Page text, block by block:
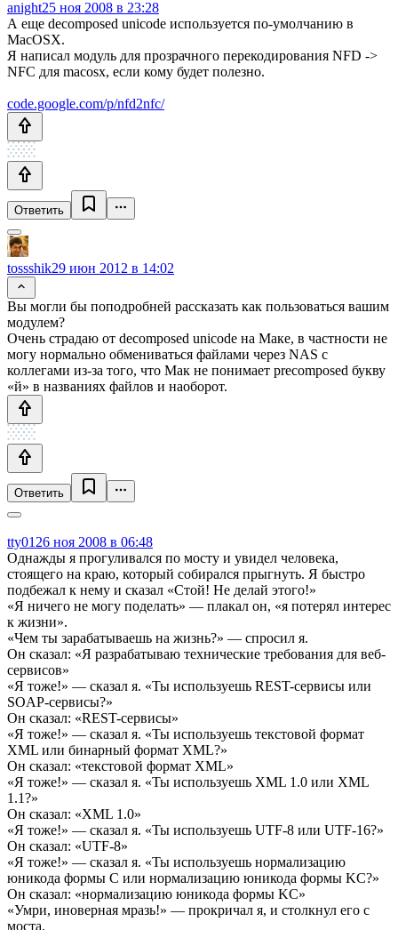
anight25 ноя 2008 в 23:28
А еще decomposed unicode используется по-умолчанию в
MacOSX.
Я написал модуль для прозрачного перекодирования NFD ->
NFC для macosx, если кому будет полезно.
code.google.com/p/nfd2nfc/
Ответить
tossshik29 июн 2012 в 14:02
Вы могли бы поподробней рассказать как пользоваться вашим
модулем?
Очень страдаю от decomposed unicode на Маке, в частности не
могу нормально обмениваться файлами через NAS с
коллегами из-за того, что Мак не понимает precomposed букву
«й» в названиях файлов и наоборот.
Ответить
tty01 26 ноя 2008 в 06:48
Однажды я прогуливался по мосту и увидел человека,
стоящего на краю, который собирался прыгнуть. Я быстро
подбежал к нему и сказал «Стой! Не делай этого!»
«Я ничего не могу поделать» — плакал он, «я потерял интерес
к жизни».
«Чем ты зарабатываешь на жизнь?» — спросил я.
Он сказал: «Я разрабатываю технические требования для веб-
сервисов»
«Я тоже!» — сказал я. «Ты используешь REST-сервисы или
SOAP-сервисы?»
Он сказал: «REST-сервисы»
«Я тоже!» — сказал я. «Ты используешь текстовой формат
XML или бинарный формат XML?»
Он сказал: «текстовой формат XML»
«Я тоже!» — сказал я. «Ты используешь XML 1.0 или XML
1.1?»
Он сказал: «XML 1.0»
«Я тоже!» — сказал я. «Ты используешь UTF-8 или UTF-16?»
Он сказал: «UTF-8»
«Я тоже!» — сказал я. «Ты используешь нормализацию
юникода формы C или нормализацию юникода формы KC?»
Он сказал: «нормализацию юникода формы KC»
«Умри, иноверная мразь!» — прокричал я, и столкнул его с
моста.